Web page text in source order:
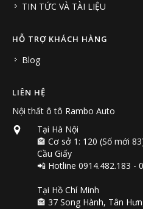
TIN TỨC VÀ TÀI LIỆU
HỖ TRỢ KHÁCH HÀNG
Blog
LIÊN HỆ
Nội thất ô tô Rambo Auto
Tại Hà Nội
🏤 Cơ sở 1: 120 (Số mới
Cầu Giấy
📲 Hotline 0914.482.183 -
Tại Hồ Chí Minh
🏤 37 Song Hành, Tân